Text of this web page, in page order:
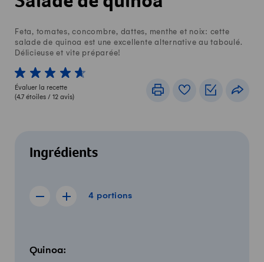
Feta, tomates, concombre, dattes, menthe et noix: cette
salade de quinoa est une excellente alternative au taboulé.
Délicieuse et vite préparée!
1 von 5 étoiles
2 von 5 étoiles
3 von 5 étoiles
4 von 5 étoiles
5 von 5 étoiles
Évaluer la recette
(4.7 étoiles / 12 avis)
ImprimerLivre de recettes
Listes de
Ingrédients
4 portions
Afficher la recette de 3 portions
Afficher la recette de 5 portions
4 portions
Quinoa: